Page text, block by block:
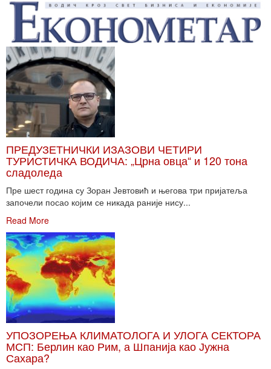
ПРЕДУЗЕТНИЧКИ ИЗАЗОВИ ЧЕТИРИ
ТУРИСТИЧКА ВОДИЧА: „Црна овца“ и 120 тона
сладоледа
Пре шест година су Зоран Јевтовић и његова три пријатеља
започели посао којим се никада раније нису...
Read More
УПОЗОРЕЊА КЛИМАТОЛОГА И УЛОГА СЕКТОРА
МСП: Берлин као Рим, а Шпанија као Јужна
Сахара?